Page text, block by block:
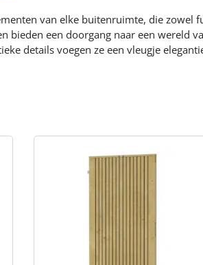
van elke buitenruimte, die zowel
bieden een doorgang naar een wereld
details voegen ze een vleugje